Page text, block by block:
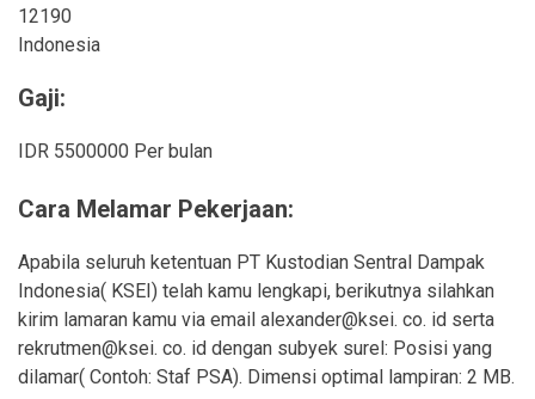
12190
Indonesia
Gaji:
IDR 5500000 Per bulan
Cara Melamar Pekerjaan:
Apabila seluruh ketentuan PT Kustodian Sentral Dampak
Indonesia( KSEI) telah kamu lengkapi, berikutnya silahkan
kirim lamaran kamu via email alexander@ksei. co. id serta
rekrutmen@ksei. co. id dengan subyek surel: Posisi yang
dilamar( Contoh: Staf PSA). Dimensi optimal lampiran: 2 MB.